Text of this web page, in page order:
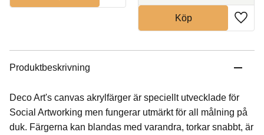
Köp
Produktbeskrivning
Deco Art's canvas akrylfärger är speciellt utvecklade för
Social Artworking men fungerar utmärkt för all målning på
duk. Färgerna kan blandas med varandra, torkar snabbt, är